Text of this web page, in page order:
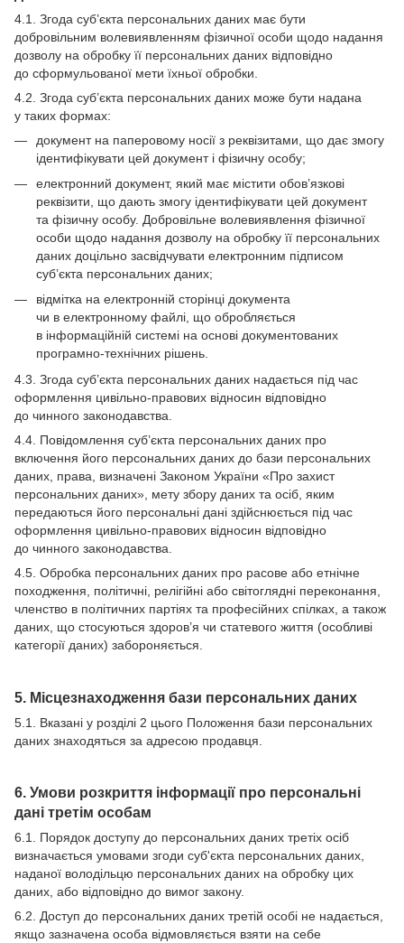
4.1. Згода суб’єкта персональних даних має бути
добровільним волевиявленням фізичної особи щодо надання
дозволу на обробку її персональних даних відповідно
до сформульованої мети їхньої обробки.
4.2. Згода суб’єкта персональних даних може бути надана
у таких формах:
документ на паперовому носії з реквізитами, що дає змогу
ідентифікувати цей документ і фізичну особу;
електронний документ, який має містити обов’язкові
реквізити, що дають змогу ідентифікувати цей документ
та фізичну особу. Добровільне волевиявлення фізичної
особи щодо надання дозволу на обробку її персональних
даних доцільно засвідчувати електронним підписом
суб’єкта персональних даних;
відмітка на електронній сторінці документа
чи в електронному файлі, що обробляється
в інформаційній системі на основі документованих
програмно-технічних рішень.
4.3. Згода суб’єкта персональних даних надається під час
оформлення цивільно-правових відносин відповідно
до чинного законодавства.
4.4. Повідомлення суб’єкта персональних даних про
включення його персональних даних до бази персональних
даних, права, визначені Законом України «Про захист
персональних даних», мету збору даних та осіб, яким
передаються його персональні дані здійснюється під час
оформлення цивільно-правових відносин відповідно
до чинного законодавства.
4.5. Обробка персональних даних про расове або етнічне
походження, політичні, релігійні або світоглядні переконання,
членство в політичних партіях та професійних спілках, а також
даних, що стосуються здоров’я чи статевого життя (особливі
категорії даних) забороняється.
5. Місцезнаходження бази персональних даних
5.1. Вказані у розділі 2 цього Положення бази персональних
даних знаходяться за адресою продавця.
6. Умови розкриття інформації про персональні
дані третім особам
6.1. Порядок доступу до персональних даних третіх осіб
визначається умовами згоди суб'єкта персональних даних,
наданої володільцю персональних даних на обробку цих
даних, або відповідно до вимог закону.
6.2. Доступ до персональних даних третій особі не надається,
якщо зазначена особа відмовляється взяти на себе